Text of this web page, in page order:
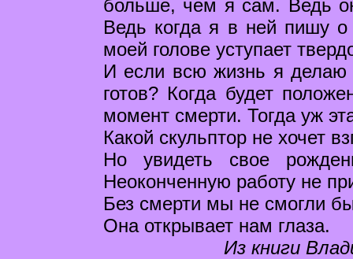
больше, чем я сам. Ведь
Ведь когда я в ней пишу
моей голове уступает
И если всю жизнь я делаю
готов? Когда будет
момент смерти. Тогда уж
Какой скульптор не хочет
Но увидеть свое
Неоконченную работу не
Без смерти мы не смогли
Она открывает нам глаза.
Из книги